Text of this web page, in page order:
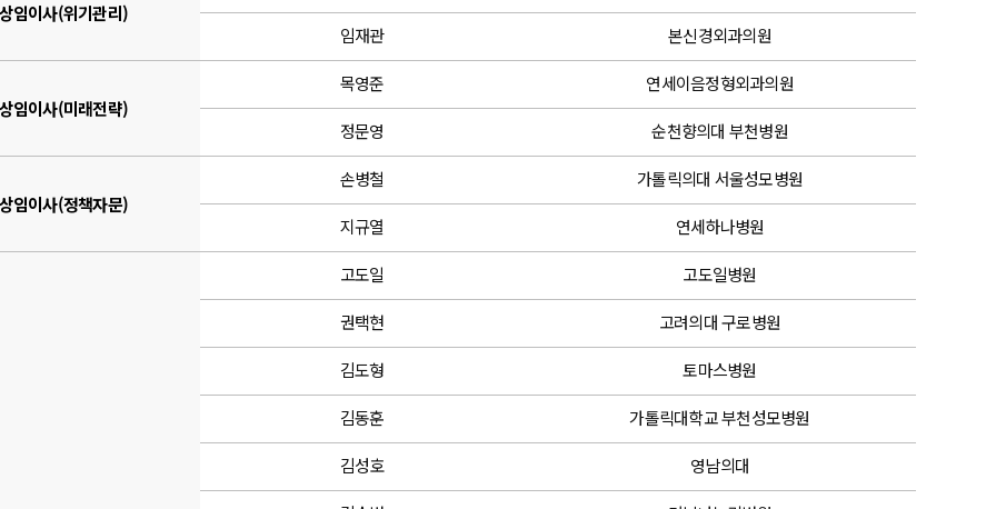
임이사(위기관리)
임재관 본신경외과의원
임이사(미래전략)
목영준 연세이음정형외과의원
정문영 순천향의대 부천병원
임이사(정책자문)
손병철 가톨릭의대 서울성모병원
지규열 연세하나병원
고도일 고도일병원
권택현 고려의대 구로병원
김도형 토마스병원
김동훈 가톨릭대학교 부천성모병원
김성호 영남의대